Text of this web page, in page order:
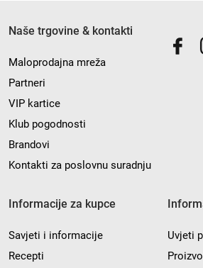
Naše trgovine & kontakti
Maloprodajna mreža
Partneri
VIP kartice
Klub pogodnosti
Brandovi
Kontakti za poslovnu suradnju
Informacije za kupce
Savjeti i informacije
Recepti
Uvjeti